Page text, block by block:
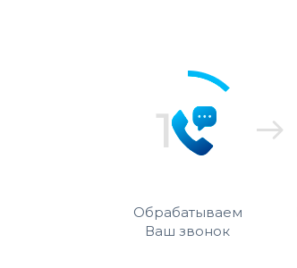
Обрабатываем
Ваш звонок